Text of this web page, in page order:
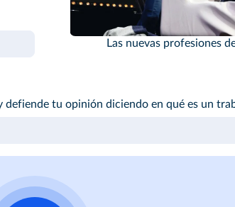
Las nuevas profesiones
defiende tu opinión diciendo en qué es un